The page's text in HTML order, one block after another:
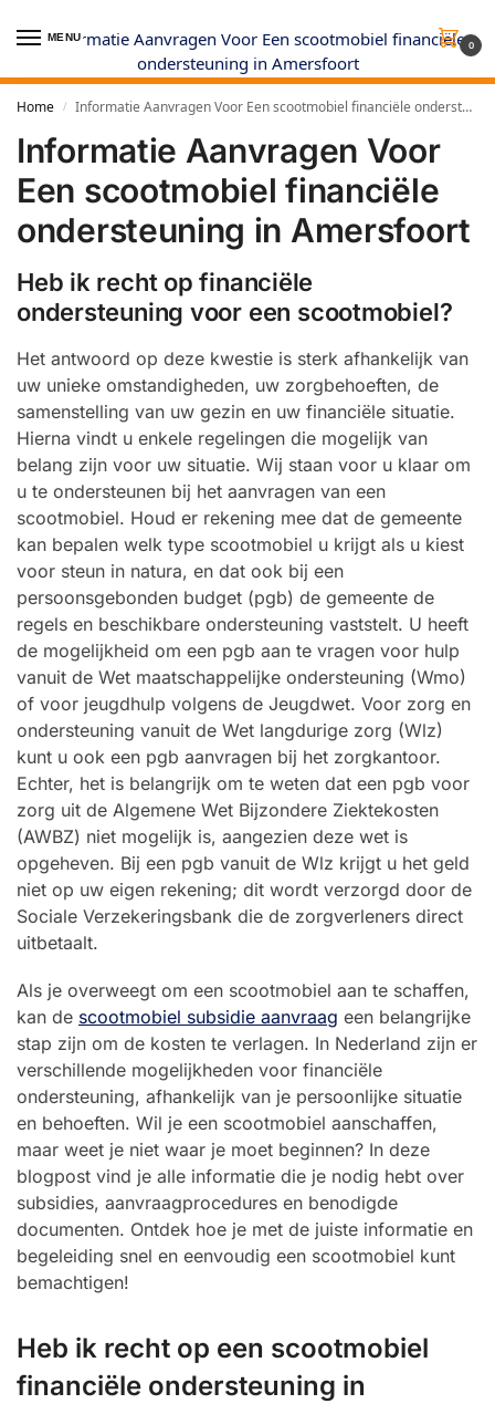
MENU
0
Home / Informatie Aanvragen Voor Een scootmobiel financiële ondersteuning in Amersfoort
Informatie Aanvragen Voor
Een scootmobiel financiële
ondersteuning in Amersfoort
Heb ik recht op financiële
ondersteuning voor een scootmobiel?
Het antwoord op deze kwestie is sterk afhankelijk van
uw unieke omstandigheden, uw zorgbehoeften, de
samenstelling van uw gezin en uw financiële situatie.
Hierna vindt u enkele regelingen die mogelijk van
belang zijn voor uw situatie. Wij staan voor u klaar om
u te ondersteunen bij het aanvragen van een
scootmobiel. Houd er rekening mee dat de gemeente
kan bepalen welk type scootmobiel u krijgt als u kiest
voor steun in natura, en dat ook bij een
persoonsgebonden budget (pgb) de gemeente de
regels en beschikbare ondersteuning vaststelt. U heeft
de mogelijkheid om een pgb aan te vragen voor hulp
vanuit de Wet maatschappelijke ondersteuning (Wmo)
of voor jeugdhulp volgens de Jeugdwet. Voor zorg en
ondersteuning vanuit de Wet langdurige zorg (Wlz)
kunt u ook een pgb aanvragen bij het zorgkantoor.
Echter, het is belangrijk om te weten dat een pgb voor
zorg uit de Algemene Wet Bijzondere Ziektekosten
(AWBZ) niet mogelijk is, aangezien deze wet is
opgeheven. Bij een pgb vanuit de Wlz krijgt u het geld
niet op uw eigen rekening; dit wordt verzorgd door de
Sociale Verzekeringsbank die de zorgverleners direct
uitbetaalt.
Als je overweegt om een scootmobiel aan te schaffen,
kan de scootmobiel subsidie aanvraag een belangrijke
stap zijn om de kosten te verlagen. In Nederland zijn er
verschillende mogelijkheden voor financiële
ondersteuning, afhankelijk van je persoonlijke situatie
en behoeften. Wil je een scootmobiel aanschaffen,
maar weet je niet waar je moet beginnen? In deze
blogpost vind je alle informatie die je nodig hebt over
subsidies, aanvraagprocedures en benodigde
documenten. Ontdek hoe je met de juiste informatie en
begeleiding snel en eenvoudig een scootmobiel kunt
bemachtigen!
Heb ik recht op een scootmobiel
financiële ondersteuning in